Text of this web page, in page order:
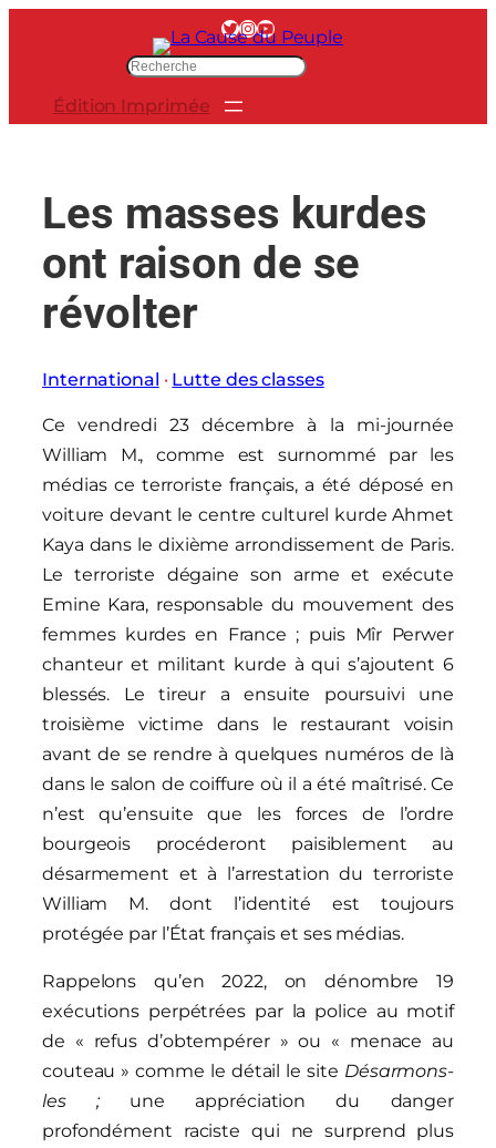
Twitter InstagramYouTube
e
Édition Imprimée
Les masses kurdes
ont raison de se
révolter
International · Lutte des classes
Ce vendredi 23 décembre à la mi-journée
William M., comme est surnommé par les
médias ce terroriste français, a été déposé en
voiture devant le centre culturel kurde Ahmet
Kaya dans le dixième arrondissement de Paris.
Le terroriste dégaine son arme et exécute
Emine Kara, responsable du mouvement des
femmes kurdes en France ; puis Mîr Perwer
chanteur et militant kurde à qui s’ajoutent 6
blessés. Le tireur a ensuite poursuivi une
troisième victime dans le restaurant voisin
avant de se rendre à quelques numéros de là
dans le salon de coiffure où il a été maîtrisé. Ce
n’est qu’ensuite que les forces de l’ordre
bourgeois procéderont paisiblement au
désarmement et à l’arrestation du terroriste
William M. dont l’identité est toujours
protégée par l’État français et ses médias.
Rappelons qu’en 2022, on dénombre 19
exécutions perpétrées par la police au motif
de « refus d’obtempérer » ou « menace au
couteau » comme le détail le site Désarmons-
les ; une appréciation du danger
profondément raciste qui ne surprend plus